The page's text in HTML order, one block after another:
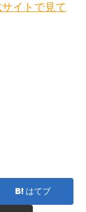
イトで見て
はてブ